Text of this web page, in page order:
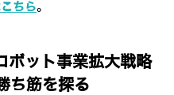
ちら。
ボット事業拡大戦略
ち筋を探る